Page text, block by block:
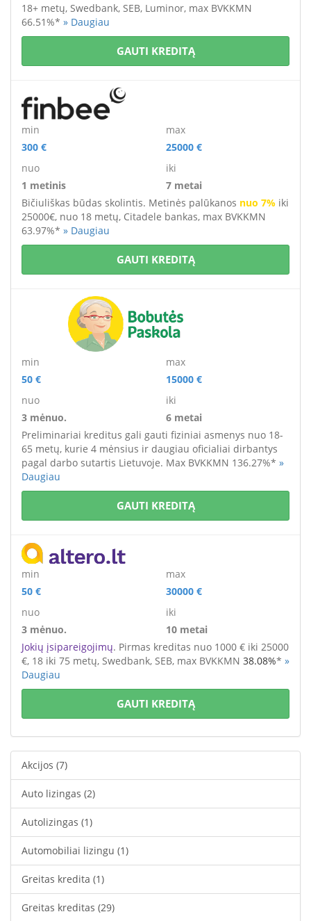
18+ metų, Swedbank, SEB, Luminor, max BVKKMN
66.51%* » Daugiau
GAUTI KREDITĄ
min
300 €
max
25000 €
nuo
1 metinis
iki
7 metai
Bičiuliškas būdas skolintis. Metinės palūkanos nuo 7% iki
25000€, nuo 18 metų, Citadele bankas, max BVKKMN
63.97%* » Daugiau
GAUTI KREDITĄ
min
50 €
max
15000 €
nuo
3 mėnuo.
iki
6 metai
Preliminariai kreditus gali gauti fiziniai asmenys nuo 18-
65 metų, kurie 4 mėnsius ir daugiau oficialiai dirbantys
pagal darbo sutartis Lietuvoje. Max BVKKMN 136.27%* »
Daugiau
GAUTI KREDITĄ
min
50 €
max
30000 €
nuo
3 mėnuo.
iki
10 metai
Jokių įsipareigojimų. Pirmas kreditas nuo 1000 € iki 25000
€, 18 iki 75 metų, Swedbank, SEB, max BVKKMN 38.08%* »
Daugiau
GAUTI KREDITĄ
Akcijos (7)
Auto lizingas (2)
Autolizingas (1)
Automobiliai lizingu (1)
Greitas kredita (1)
Greitas kreditas (29)